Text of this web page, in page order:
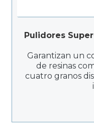
Pulidores
Garantizan un
de resinas
cuatro granos